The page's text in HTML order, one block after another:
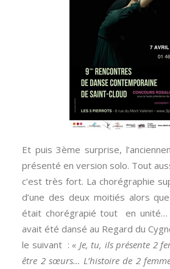
Et puis 3ème surprise,
présenté en version solo. Tout
c’est très fort. La chorégraphie
d’une des deux moitiés alors
était chorégrapié tout en unité…
avait été dansé au Regard du
le suivant : « Je, tu, ils présente 2
être 2 sœurs… L’histoire de 2